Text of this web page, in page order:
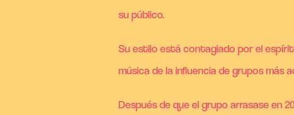
su público.
Su estilo está contagiado por el
música de la influencia de grupos más
Después de que el grupo arrasase en